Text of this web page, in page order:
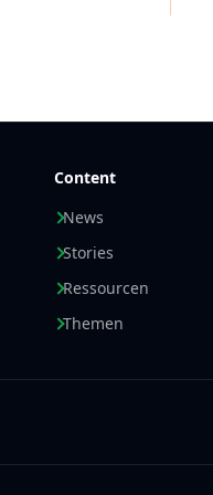
Content
News
Stories
Ressourcen
Themen